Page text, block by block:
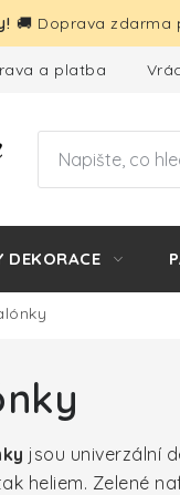
🚚 Doprava zdarma
a platba
DEKORACE
jsou univerzální
heliem. Zelené